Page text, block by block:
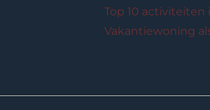
Top 10 activiteiten
Vakantiewoning